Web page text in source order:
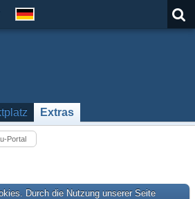
Extras
Portal
Durch die Nutzung unserer Seite